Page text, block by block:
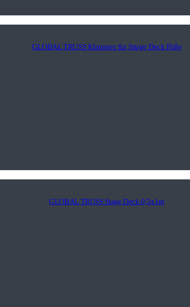
GLOBAL TRUSS Klammer für Sttage Deck Füße
GLOBAL TRUSS Stage Deck 0,5x1m